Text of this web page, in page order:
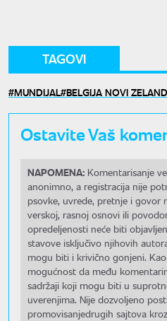
TAGOVI
MUNDIJAL BELGIJA NOVI ZELAND
Ostavite Vaš
NAPOMENA: Komentarisanje
anonimno, a registracija nije
psovke, uvrede, pretnje i govor
verskoj, rasnoj osnovi ili
opredeljenosti neće biti
stavove isključivo njihovih
mogu biti i krivično gonjeni.
mogućnost da među
sadržaji koji mogu biti u
uverenjima. Nije dozvoljeno
promovisanjedrugih sajtova